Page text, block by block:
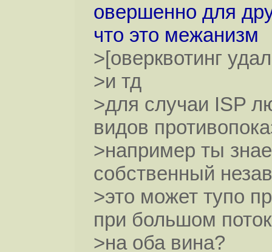
овершенно для
что это межанизм
>[оверквотинг
>и тд
>для случаи ISP
видов
>например ты
собственный
>это может тупо
при большом
>на оба вина?